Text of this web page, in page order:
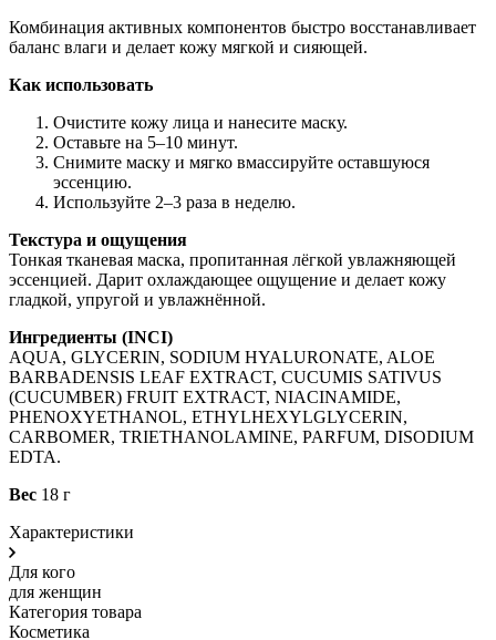
Комбинация активных компонентов быстро восстанавливает
баланс влаги и делает кожу мягкой и сияющей.
Как использовать
Очистите кожу лица и нанесите маску.
Оставьте на 5–10 минут.
Снимите маску и мягко вмассируйте оставшуюся
эссенцию.
Используйте 2–3 раза в неделю.
Текстура и ощущения
Тонкая тканевая маска, пропитанная лёгкой увлажняющей
эссенцией. Дарит охлаждающее ощущение и делает кожу
гладкой, упругой и увлажнённой.
Ингредиенты (INCI)
AQUA, GLYCERIN, SODIUM HYALURONATE, ALOE
BARBADENSIS LEAF EXTRACT, CUCUMIS SATIVUS
(CUCUMBER) FRUIT EXTRACT, NIACINAMIDE,
PHENOXYETHANOL, ETHYLHEXYLGLYCERIN,
CARBOMER, TRIETHANOLAMINE, PARFUM, DISODIUM
EDTA.
Вес 18 г
Характеристики
Для кого
для женщин
Категория товара
Косметика